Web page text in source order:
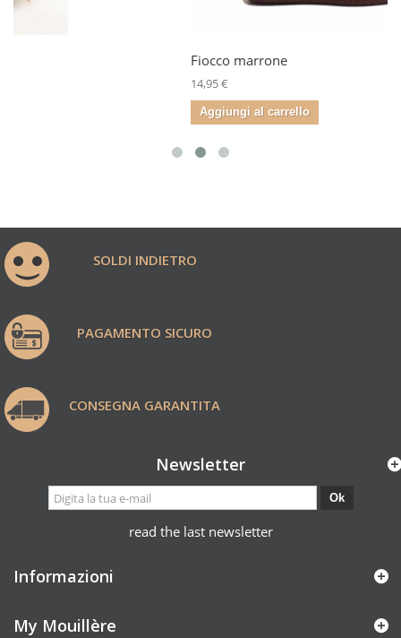
SOLDI INDIETRO
PAGAMENTO SICURO
CONSEGNA GARANTITA
Newsletter
Ok
read the last newsletter
Informazioni
My Mouillère